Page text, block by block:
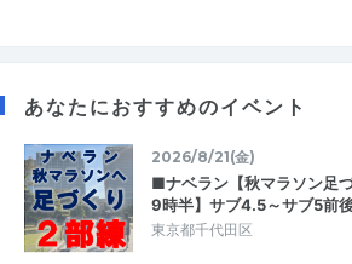
あなたにおすすめのイベント
2026/8/21(金)
■ナベラン【秋マラソン足
9時半】サブ4.5～サブ5前後
東京都千代田区